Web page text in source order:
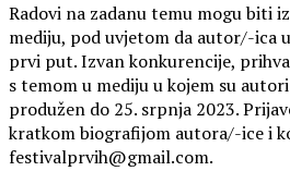
Radovi na zadanu temu mogu biti
mediju, pod uvjetom da autor/-ica
prvi put. Izvan konkurencije,
s temom u mediju u kojem su
produžen do 25. srpnja 2023.
kratkom biografijom autora/-ice i
festivalprvih@gmail.com.